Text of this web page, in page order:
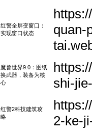
红警全屏变窗口：
实现窗口状态
quan-
魔兽世界9.0：图纸
换武器，装备为核
心
shi-
红警2科技建筑攻
略
2-ke-